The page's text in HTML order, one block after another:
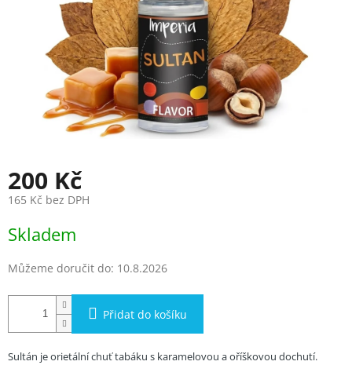
200 Kč
165 Kč bez DPH
cena:
Skladem
Můžeme doručit do: 10.8.2026
Přidat do košíku
Sultán je orietální chuť tabáku s karamelovou a oříškovou dochutí.